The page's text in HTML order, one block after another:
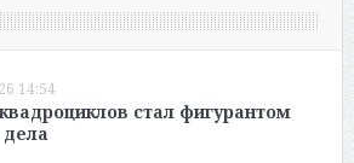
14:54
стал фигурантом
дела